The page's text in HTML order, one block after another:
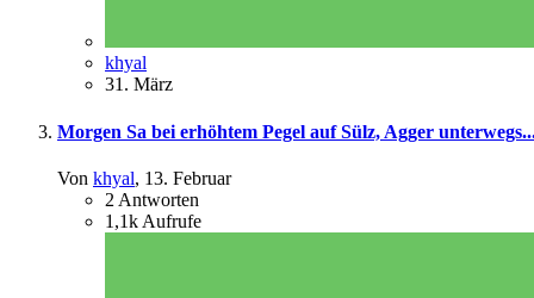
khyal
31. März
Morgen Sa bei erhöhtem Pegel auf Sülz, Agger
Von khyal, 13. Februar
2 Antworten
1,1k Aufrufe